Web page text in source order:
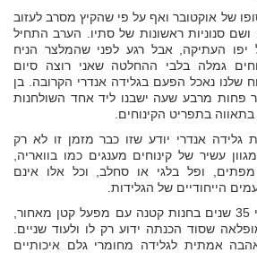
של אוקטובר ואף על פי שהקיץ מסרב לעזוב
ושם סנוניות ראשונות של סתיו. הערב התחיל
העתיקה, אבל רגע לפני שהמלצר הניח
גמלה בלבי ההחלטה שאני רוצה סיום
שלנו נאכל הפעם בגלידה אנדרי הקרובה. בן
פחות מרבע שעה ישבנו ליד אחד השולחנות
בתפריט הקינוחים.
אנדרי יודע שזו כבר מזמן זו לא רק
עשיר של קינוחים מענגים כמו בוואריה,
מפתים, ופל בלגי או סחלב, וכל אלו אינם
הייחודיים של הגלידות.
אנדרי החל את דרכו לפני 35 שנים בחנות קטנה עם מפעל קטן מאחור,
שסוד הכנתה ידוע רק לו ולעוד שניים.
אמתית לגלידה מחומרי גלם איכותיים